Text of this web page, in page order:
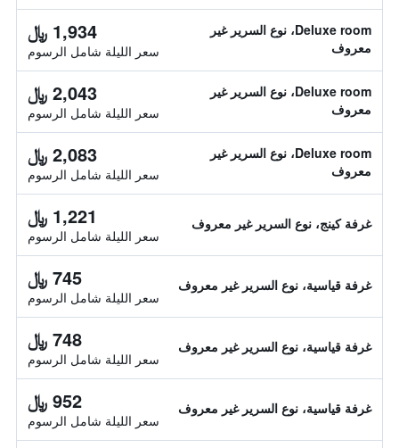
Deluxe room، نوع السرير غير
معروف
1,934 ﷼
سعر الليلة شامل الرسوم
Deluxe room، نوع السرير غير
معروف
2,043 ﷼
سعر الليلة شامل الرسوم
Deluxe room، نوع السرير غير
معروف
2,083 ﷼
سعر الليلة شامل الرسوم
غرفة كينج، نوع السرير غير معروف 1,221 ﷼
سعر الليلة شامل الرسوم
غرفة قياسية، نوع السرير غير معروف 745 ﷼
سعر الليلة شامل الرسوم
غرفة قياسية، نوع السرير غير معروف 748 ﷼
سعر الليلة شامل الرسوم
غرفة قياسية، نوع السرير غير معروف 952 ﷼
سعر الليلة شامل الرسوم